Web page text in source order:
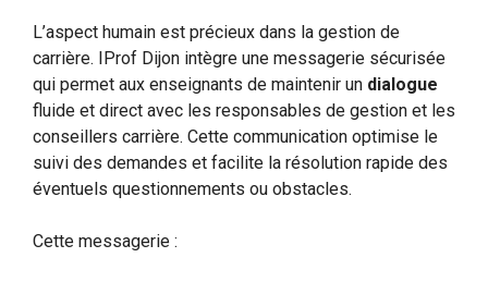
L’aspect humain est précieux dans la gestion de
carrière. IProf Dijon intègre une messagerie sécurisée
qui permet aux enseignants de maintenir un dialogue
fluide et direct avec les responsables de gestion et les
conseillers carrière. Cette communication optimise le
suivi des demandes et facilite la résolution rapide des
éventuels questionnements ou obstacles.
Cette messagerie :